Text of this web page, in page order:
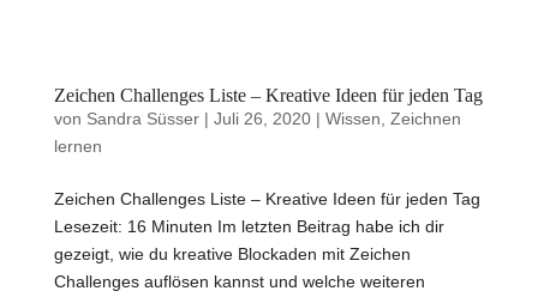
Zeichen Challenges Liste – Kreative Ideen für jeden Tag
von Sandra Süsser| Juli 26, 2020| Wissen Zeichnen
lernen
Zeichen Challenges Liste – Kreative Ideen für jeden Tag
Lesezeit: 16 Minuten Im letzten Beitrag habe ich dir
gezeigt, wie du kreative Blockaden mit Zeichen
Challenges auflösen kannst und welche weiteren